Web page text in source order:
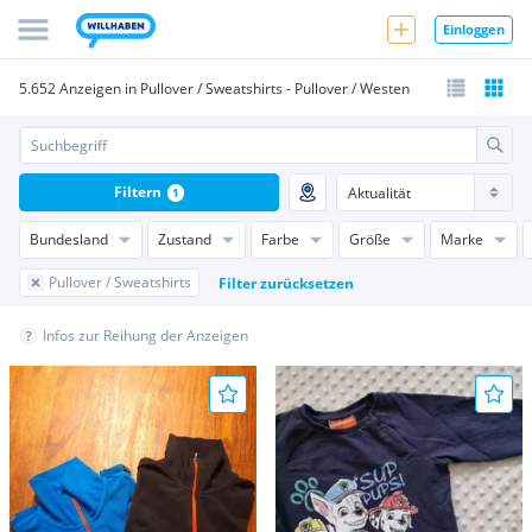
Einloggen
5.652 Anzeigen in Pullover / Sweatshirts - Pullover / Westen
Bundesland Zustand Farbe Größe Marke
Pullover / Sweatshirts Filter zurücksetzen
Filtern 1
Infos zur Reihung der Anzeigen